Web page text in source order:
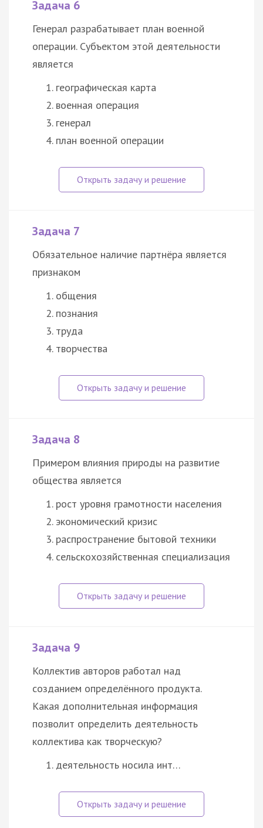
Задача 6
Генерал разрабатывает план военной
операции. Субъектом этой деятельности
является
географическая карта
военная операция
генерал
план военной операции
Задача 7
Обязательное наличие партнёра является
признаком
общения
познания
труда
творчества
Задача 8
Примером влияния природы на развитие
общества является
рост уровня грамотности населения
экономический кризис
распространение бытовой техники
сельскохозяйственная специализация
Задача 9
Коллектив авторов работал над
созданием определённого продукта.
Какая дополнительная информация
позволит определить деятельность
коллектива как творческую?
деятельность носила инт…